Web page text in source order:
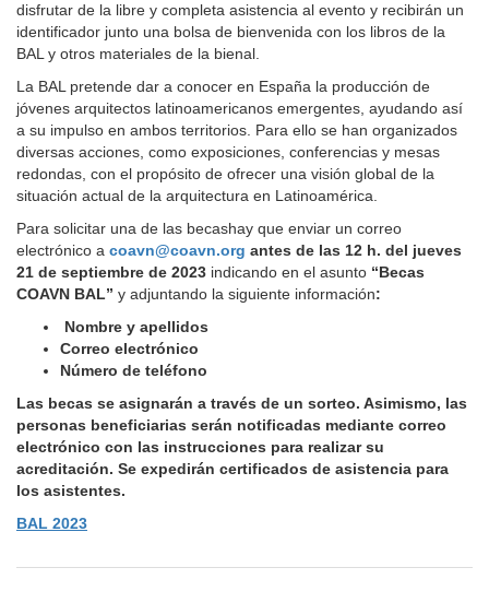
disfrutar de la libre y completa asistencia al evento y recibirán un
identificador junto una bolsa de bienvenida con los libros de la
BAL y otros materiales de la bienal.
La BAL pretende dar a conocer en España la producción de
jóvenes arquitectos latinoamericanos emergentes, ayudando así
a su impulso en ambos territorios. Para ello se han organizados
diversas acciones, como exposiciones, conferencias y mesas
redondas, con el propósito de ofrecer una visión global de la
situación actual de la arquitectura en Latinoamérica.
Para solicitar una de las becashay que enviar un correo
electrónico a coavn@coavn.org antes de las 12 h. del jueves
21 de septiembre de 2023 indicando en el asunto “Becas
COAVN BAL” y adjuntando la siguiente información:
Nombre y apellidos
Correo electrónico
Número de teléfono
Las becas se asignarán a través de un sorteo. Asimismo, las
personas beneficiarias serán notificadas mediante correo
electrónico con las instrucciones para realizar su
acreditación. Se expedirán certificados de asistencia para
los asistentes.
BAL 2023